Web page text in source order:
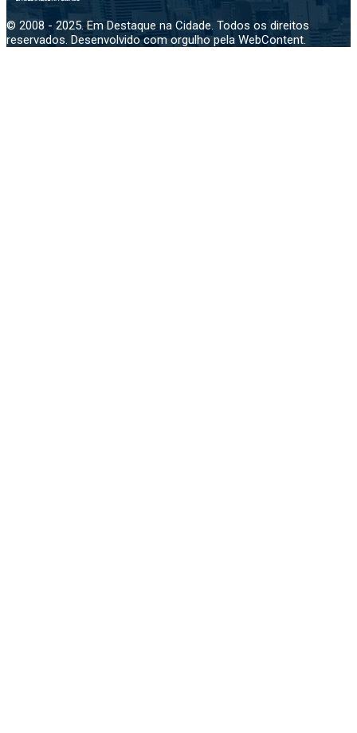
© 2008 - 2025. Em Destaque na Cidade. Todos os direitos
reservados. Desenvolvido com orgulho pela WebContent.